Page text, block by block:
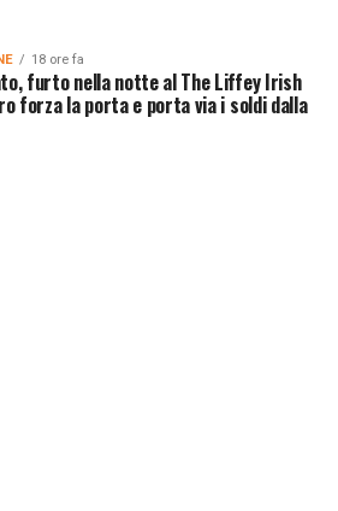
18 ore fa
furto nella notte al The Liffey Irish
forza la porta e porta via i soldi dalla